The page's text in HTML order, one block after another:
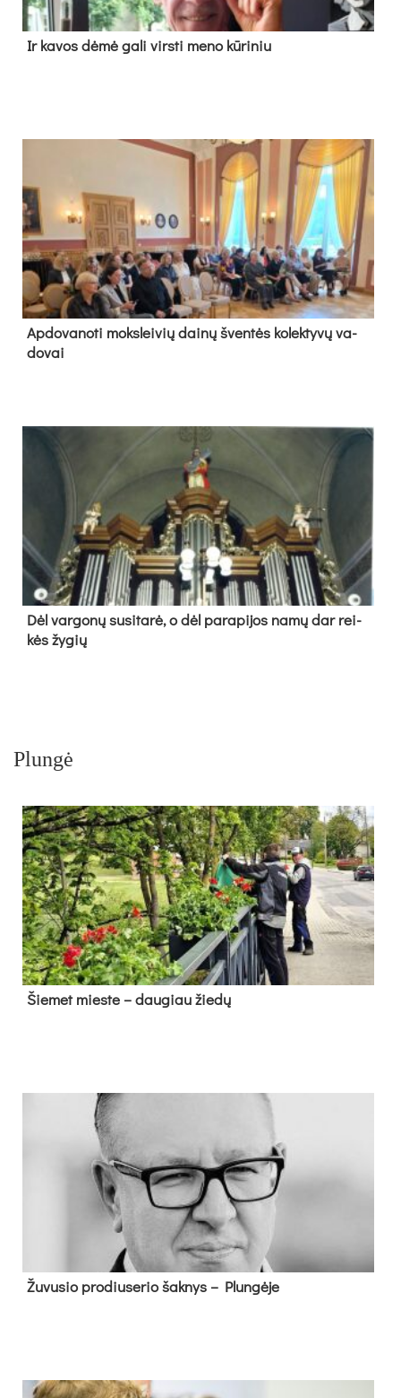
Ir ka­vos dė­mė ga­li virs­ti me­no kū­ri­niu
Ap­do­va­no­ti moks­lei­vių dai­nų šven­tės ko­lek­ty­vų va­
do­vai
Dėl var­go­nų su­si­ta­rė, o dėl pa­ra­pi­jos na­mų dar rei­
kės žy­gių
Plungė
Šie­met mies­te – dau­giau žie­dų
Žu­vu­sio pro­diu­se­rio šak­nys – Plun­gė­je